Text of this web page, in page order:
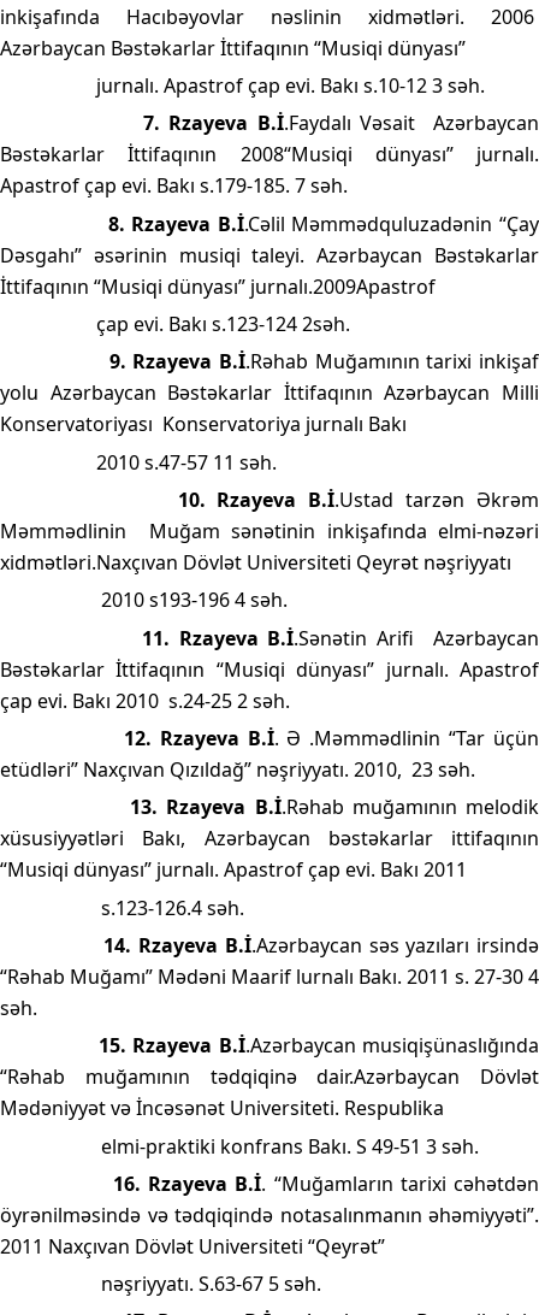
inkişafında Hacıbəyovlar nəslinin xidmətləri. 2006
Azərbaycan Bəstəkarlar İttifaqının “Musiqi dünyası”
jurnalı. Apastrof çap evi. Bakı s.10-12 3 səh.
7. Rzayeva B.İ.Faydalı Vəsait
Azərbaycan
Bəstəkarlar İttifaqının 2008“Musiqi dünyası” jurnalı.
Apastrof çap evi. Bakı s.179-185. 7 səh.
8. Rzayeva B.İ.Cəlil Məmmədquluzadənin “Çay
Dəsgahı” əsərinin musiqi taleyi. Azərbaycan Bəstəkarlar
İttifaqının “Musiqi dünyası” jurnalı.2009Apastrof
çap evi. Bakı s.123-124 2səh.
9. Rzayeva B.İ.Rəhab Muğamının tarixi inkişaf
yolu Azərbaycan Bəstəkarlar İttifaqının Azərbaycan Milli
Konservatoriyası Konservatoriya jurnalı Bakı
2010 s.47-57 11 səh.
10. Rzayeva B.İ.Ustad tarzən Əkrəm
Məmmədlinin
Muğam sənətinin inkişafında elmi-nəzəri
xidmətləri.Naxçıvan Dövlət Universiteti Qeyrət nəşriyyatı
2010 s193-196 4 səh.
11. Rzayeva B.İ.Sənətin Arifi
Azərbaycan
Bəstəkarlar İttifaqının “Musiqi dünyası” jurnalı. Apastrof
çap evi. Bakı 2010 s.24-25 2 səh.
12. Rzayeva B.İ. Ə .Məmmədlinin “Tar üçün
etüdləri” Naxçıvan Qızıldağ” nəşriyyatı. 2010, 23 səh.
13. Rzayeva B.İ.Rəhab muğamının melodik
xüsusiyyətləri Bakı, Azərbaycan bəstəkarlar ittifaqının
“Musiqi dünyası” jurnalı. Apastrof çap evi. Bakı 2011
s.123-126.4 səh.
14. Rzayeva B.İ.Azərbaycan səs yazıları irsində
“Rəhab Muğamı” Mədəni Maarif lurnalı Bakı. 2011 s. 27-30 4
səh.
15. Rzayeva B.İ.Azərbaycan musiqişünaslığında
“Rəhab muğamının tədqiqinə dair.Azərbaycan Dövlət
Mədəniyyət və İncəsənət Universiteti. Respublika
elmi-praktiki konfrans Bakı. S 49-51 3 səh.
16. Rzayeva B.İ. “Muğamların tarixi cəhətdən
öyrənilməsində və tədqiqində notasalınmanın əhəmiyyəti”.
2011 Naxçıvan Dövlət Universiteti “Qeyrət”
nəşriyyatı. S.63-67 5 səh.